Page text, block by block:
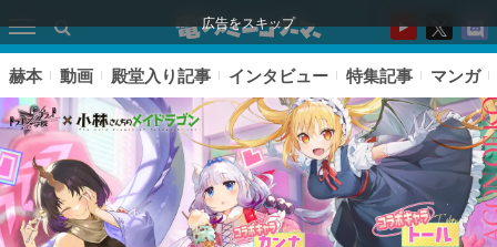
広告をスキップ
赫本 動画 殿堂入り記事 インタビュー 特集記事 マンガ